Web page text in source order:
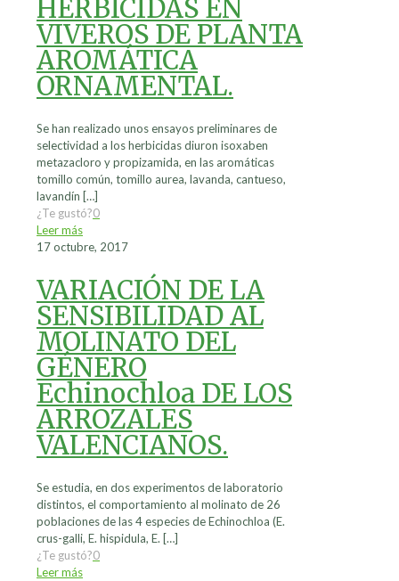
HERBICIDAS EN
VIVEROS DE PLANTA
AROMÁTICA
ORNAMENTAL.
Se han realizado unos ensayos preliminares de
selectividad a los herbicidas diuron isoxaben
metazacloro y propizamida, en las aromáticas
tomillo común, tomillo aurea, lavanda, cantueso,
lavandín […]
¿Te gustó?0
Leer más
17 octubre, 2017
VARIACIÓN DE LA
SENSIBILIDAD AL
MOLINATO DEL
GÉNERO
Echinochloa DE LOS
ARROZALES
VALENCIANOS.
Se estudia, en dos experimentos de laboratorio
distintos, el comportamiento al molinato de 26
poblaciones de las 4 especies de Echinochloa (E.
crus-galli, E. hispidula, E. […]
¿Te gustó?0
Leer más